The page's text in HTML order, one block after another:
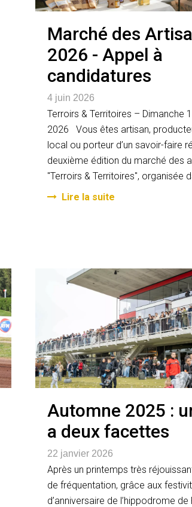
Marché des
2026 - Appel à
candidatures
4 juin 2026
Terroirs & Territoires – Dimanche
2026 Vous êtes artisan,
local ou porteur d’un savoir-faire
deuxième édition du marché des
"Terroirs & Territoires", organisée
Lire la suite
Automne 2025 :
a deux facettes
22 janvier 2026
Après un printemps très
de fréquentation, grâce aux
d’anniversaire de l’hippodrome de